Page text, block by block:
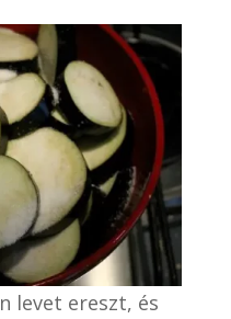
levet ereszt, és